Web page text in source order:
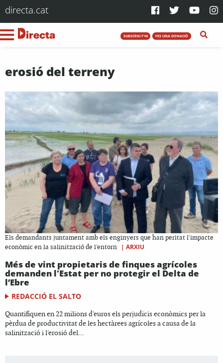
directa.cat
SUBSCRIU-T'HI FES UNA DONACIÓ
erosió del terreny
Els demandants juntament amb els enginyers que han peritat l'impacte
econòmic en la salinització de l'entorn
| ARXIU
Més de vint propietaris de finques agrícoles
demanden l'Estat per no protegir el Delta de
l’Ebre
REDACCIÓ EL SALTO
Quantifiquen en 22 milions d'euros els perjudicis econòmics per la
pèrdua de productivitat de les hectàrees agrícoles a causa de la
salinització i l'erosió del...